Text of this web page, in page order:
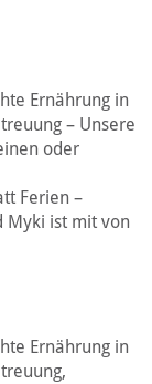
Ernährung in
– Unsere
oder
Ferien –
Myki ist mit von
Ernährung in